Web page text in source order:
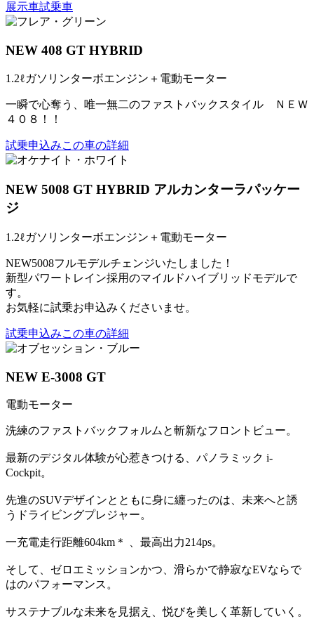
展示車試乗車
NEW 408 GT HYBRID
1.2ℓガソリンターボエンジン＋電動モーター
一瞬で心奪う、唯一無二のファストバックスタイル ＮＥＷ
４０８！！
試乗申込みこの車の詳細
NEW 5008 GT HYBRID アルカンターラパッケー
ジ
1.2ℓガソリンターボエンジン＋電動モーター
NEW5008フルモデルチェンジいたしました！
新型パワートレイン採用のマイルドハイブリッドモデルで
す。
お気軽に試乗お申込みくださいませ。
試乗申込みこの車の詳細
NEW E-3008 GT
電動モーター
洗練のファストバックフォルムと斬新なフロントビュー。
最新のデジタル体験が心惹きつける、パノラミック i-
Cockpit。
先進のSUVデザインとともに身に纏ったのは、未来へと誘
うドライビングプレジャー。
一充電走行距離604km＊ 、最高出力214ps。
そして、ゼロエミッションかつ、滑らかで静寂なEVならで
はのパフォーマンス。
サステナブルな未来を見据え、悦びを美しく革新していく。